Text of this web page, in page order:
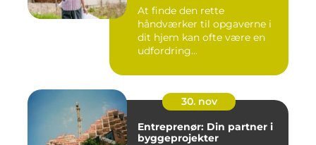
At finde den rette
håndværker til opgaverne i
dit hjem kan ofte være en
udfordring...
30. nov
Entreprenør: Din partner i
byggeprojekter